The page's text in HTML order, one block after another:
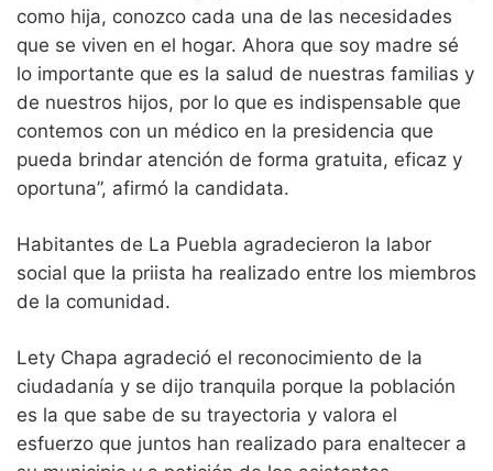
como hija, conozco cada una de las necesidades
que se viven en el hogar. Ahora que soy madre sé
lo importante que es la salud de nuestras familias y
de nuestros hijos, por lo que es indispensable que
contemos con un médico en la presidencia que
pueda brindar atención de forma gratuita, eficaz y
oportuna”, afirmó la candidata.
Habitantes de La Puebla agradecieron la labor
social que la priista ha realizado entre los miembros
de la comunidad.
Lety Chapa agradeció el reconocimiento de la
ciudadanía y se dijo tranquila porque la población
es la que sabe de su trayectoria y valora el
esfuerzo que juntos han realizado para enaltecer a